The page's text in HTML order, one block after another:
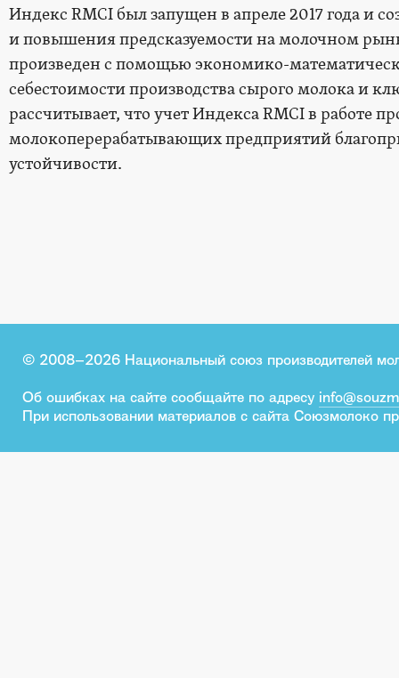
Индекс RMCI был запущен в апреле 2017 года и
и повышения предсказуемости на молочном
произведен с помощью экономико-
себестоимости производства сырого молока и
рассчитывает, что учет Индекса RMCI в работе
молокоперерабатывающих предприятий
устойчивости.
© 2008–2026 Национальный союз производителей
Об ошибках на сайте сообщайте по адресу
При использовании материалов с сайта Союзмолоко